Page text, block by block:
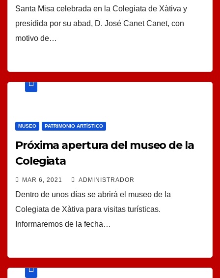
Santa Misa celebrada en la Colegiata de Xàtiva y
presidida por su abad, D. José Canet Canet, con
motivo de…
MUSEO PATRIMONIO ARTÍSTICO
Próxima apertura del museo de la
Colegiata
MAR 6, 2021 ADMINISTRADOR
Dentro de unos días se abrirá el museo de la
Colegiata de Xàtiva para visitas turísticas.
Informaremos de la fecha…